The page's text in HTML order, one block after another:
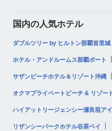
国内の人気ホテル
ダブルツリー by ヒルトン那覇首里城
ホテル・アンドルームス那覇ポート
サザンビーチホテル＆リゾート沖縄
オクマプライベートビーチ & リゾー
ハイアットリージェンシー瀬良垣ア
リザンシーパークホテル谷茶ベイ